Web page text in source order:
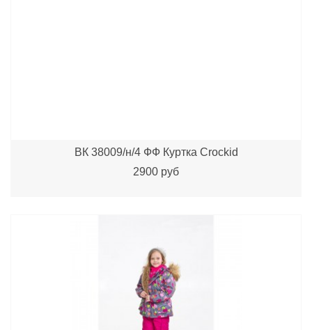
ВК 38009/н/4 ФФ Куртка Crockid
2900 руб